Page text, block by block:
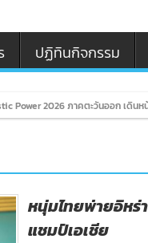
ปฏิทินกิจกรรม
Power 2026 ภาคตะวันออก เดิน
หนุ่มไทยพ่ายอิหร่
แชมป์เอเชีย